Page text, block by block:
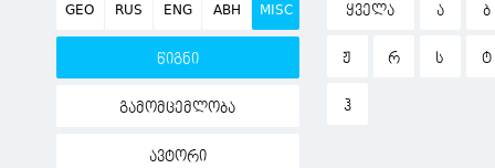
GEO RUS ENG ABH MISC
წიგნი
გამომცემლობა
ავტორი
ᲧᲕᲔᲚᲐ Ა Ბ
Ჟ Რ Ს Ტ
Ჰ